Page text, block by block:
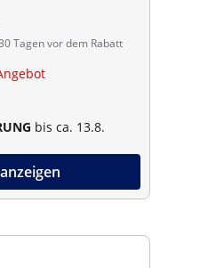
Tagen vor dem Rabatt
bis ca. 13.8.